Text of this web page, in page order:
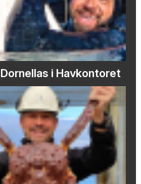
i Havkontoret